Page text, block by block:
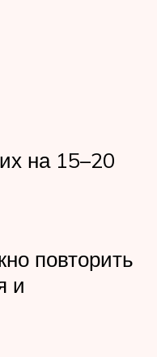
на 15–20
повторить
и